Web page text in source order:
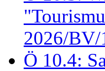
2026/BV/
Ö 10.4: